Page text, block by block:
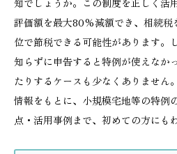
知でしょうか。この制度を正しく活
評価額を最大80%減額でき、相続税
位で節税できる可能性があります。
知らずに申告すると特例が使えなか
たりするケースも少なくありません
情報をもとに、小規模宅地等の特例
点・活用事例まで、初めての方にも